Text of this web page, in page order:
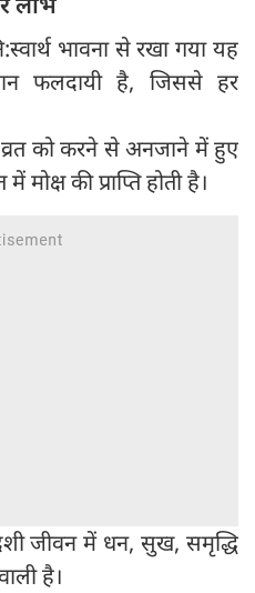
भावना से रखा गया यह
फलदायी है, जिससे हर
को करने से अनजाने में हुए
की प्राप्ति होती है।
जीवन में धन, सुख, समृद्धि
है।